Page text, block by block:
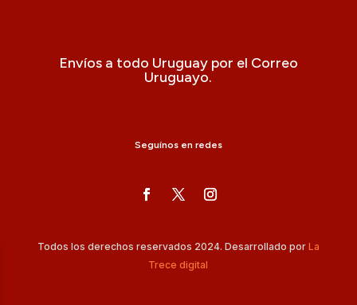
Envíos a todo Uruguay por el Correo
Uruguayo.
Seguínos en redes
Todos los derechos reservados 2024. Desarrollado por La
Trece digital